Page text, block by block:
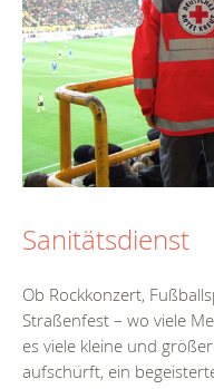
Sanitätsdienst
Ob Rockkonzert,
Straßenfest – wo viele
es viele kleine und
aufschürft, ein